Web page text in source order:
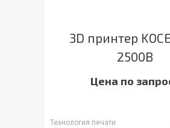
3D принтер
2500B
Цена по
Технология печати